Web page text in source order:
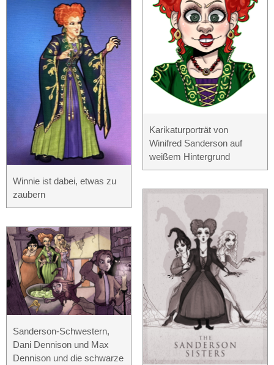
Winnie ist dabei, etwas zu
zaubern
Sanderson-Schwestern,
Dani Dennison und Max
Dennison und die schwarze
Karikaturporträt von
Winifred Sanderson auf
weißem Hintergrund